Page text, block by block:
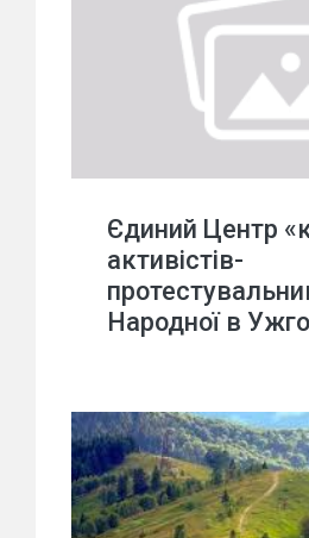
Єдиний Центр
активістів-
Народної в